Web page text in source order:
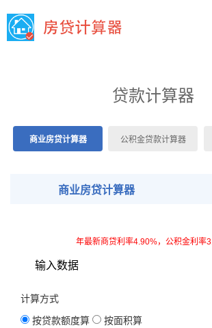
贷款计算器
商业房贷计算器 公积金贷款计算器
商业房贷计算器
年最新商贷利率4.90%，公积金利率
输入数据
计算方式
按贷款额度算
按面积算